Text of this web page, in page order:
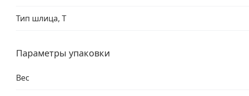
Тип шлица, T
Параметры упаковки
Вес